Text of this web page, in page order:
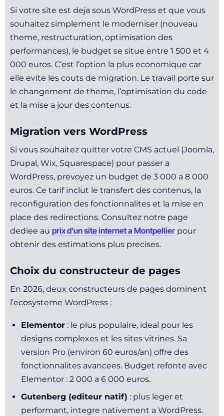
Si votre site est deja sous WordPress et que vous
souhaitez simplement le moderniser (nouveau
theme, restructuration, optimisation des
performances), le budget se situe entre 1 500 et 4
000 euros. C’est l’option la plus economique car
elle evite les couts de migration. Le travail porte sur
le changement de theme, l’optimisation du code
et la mise a jour des contenus.
Migration vers WordPress
Si vous souhaitez quitter votre CMS actuel (Joomla,
Drupal, Wix, Squarespace) pour passer a
WordPress, prevoyez un budget de 3 000 a 8 000
euros. Ce tarif inclut le transfert des contenus, la
reconfiguration des fonctionnalites et la mise en
place des redirections. Consultez notre page
dediee au prix d’un site internet a Montpellier pour
obtenir des estimations plus precises.
Choix du constructeur de pages
En 2026, deux constructeurs de pages dominent
l’ecosysteme WordPress :
Elementor : le plus populaire, ideal pour les
designs complexes et les sites vitrines. Sa
version Pro (environ 60 euros/an) offre des
fonctionnalites avancees. Budget refonte avec
Elementor : 2 000 a 6 000 euros.
Gutenberg (editeur natif) : plus leger et
performant, integre nativement a WordPress.